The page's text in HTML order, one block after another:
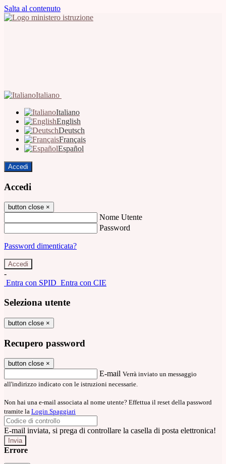
Salta al contenuto
Italiano
Italiano
English
Deutsch
Français
Español
Accedi
Accedi
button close ×
Nome Utente
Password
Password dimenticata?
-
Entra con SPID Entra con CIE
Seleziona utente
button close ×
Recupero password
button close ×
E-mail Verrà inviato un messaggio
all'indirizzo indicato con le istruzioni necessarie.
Non hai una e-mail associata al nome utente? Effettua il reset della password
tramite la Login Spaggiari
E-mail inviata, si prega di controllare la casella di posta elettronica!
Errore